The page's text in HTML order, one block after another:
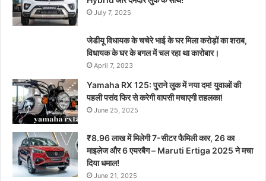
July 7, 2025
जेडीयू विधायक के चचेरे भाई के घर मिला करोड़ों का शराब,
विधायक के घर के बगल में चल रहा था कारोबार।
April 7, 2023
Yamaha RX 125: पुराने लुक में नया दम! युवाओं की
पहली पसंद फिर से करेगी वापसी मचाएगी तहलका!
June 25, 2025
₹8.96 लाख में मिलेगी 7-सीटर फैमिली कार, 26 का
माइलेज और 6 एयरबैग – Maruti Ertiga 2025 ने मचा
दिया धमाल!
June 21, 2025